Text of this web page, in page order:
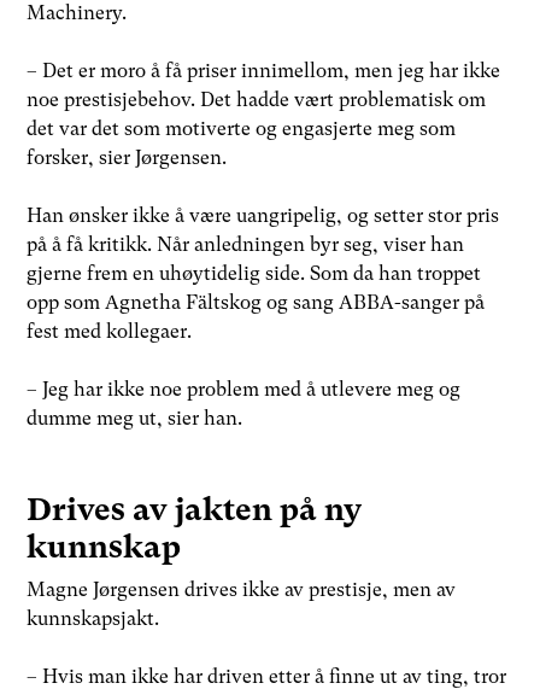
Machinery.
– Det er moro å få priser innimellom, men jeg har ikke
noe prestisjebehov. Det hadde vært problematisk om
det var det som motiverte og engasjerte meg som
forsker, sier Jørgensen.
Han ønsker ikke å være uangripelig, og setter stor pris
på å få kritikk. Når anledningen byr seg, viser han
gjerne frem en uhøytidelig side. Som da han troppet
opp som Agnetha Fältskog og sang ABBA-sanger på
fest med kollegaer.
– Jeg har ikke noe problem med å utlevere meg og
dumme meg ut, sier han.
Drives av jakten på ny
kunnskap
Magne Jørgensen drives ikke av prestisje, men av
kunnskapsjakt.
– Hvis man ikke har driven etter å finne ut av ting, tror